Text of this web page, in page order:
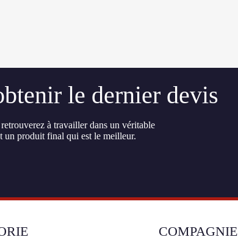
le dernier devis
à travailler dans un véritable
un produit final qui est le meilleur.
COMPAGNIE